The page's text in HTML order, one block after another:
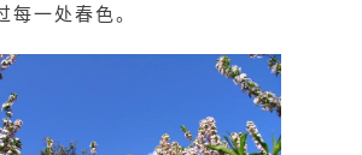
每一处春色。